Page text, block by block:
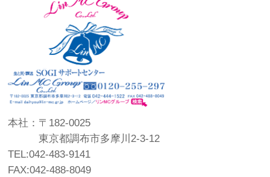
本社：〒182-0025
東京都調布市多摩川2-3-12
TEL:042-483-9141
FAX:042-488-8049